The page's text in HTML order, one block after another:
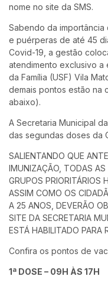
nome no site da SMS.
Sabendo da
e puérperas de até 45
Covid-19, a gestão
atendimento exclusivo a
da Família (USF) Vila
demais pontos estão na
abaixo).
A Secretaria Municipal
das segundas doses da
SALIENTANDO QUE
IMUNIZAÇÃO, TODAS
GRUPOS PRIORITÁRIOS
ASSIM COMO OS
A 25 ANOS, DEVERÃO
SITE DA SECRETARIA
ESTÁ HABILITADO PARA
Confira os pontos de
1ª DOSE – 09H ÀS 17H